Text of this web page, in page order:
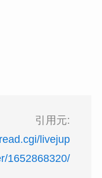
引用元:
livejup
1652868320/